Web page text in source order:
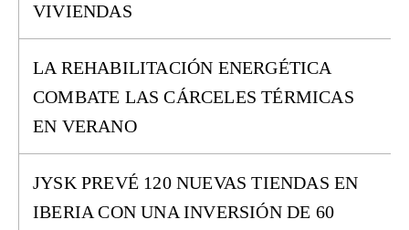
VIVIENDAS
LA REHABILITACIÓN ENERGÉTICA
COMBATE LAS CÁRCELES TÉRMICAS
EN VERANO
JYSK PREVÉ 120 NUEVAS TIENDAS EN
IBERIA CON UNA INVERSIÓN DE 60